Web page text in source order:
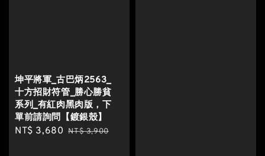
坤平將軍_古巴炳2563_
十方招財符管_勝心勝貧
系列_有紅肉黑肉版，下
單前請詢問【鍍銀殼】
Sale
NT$ 3,680 Regular
NT$ 3,900